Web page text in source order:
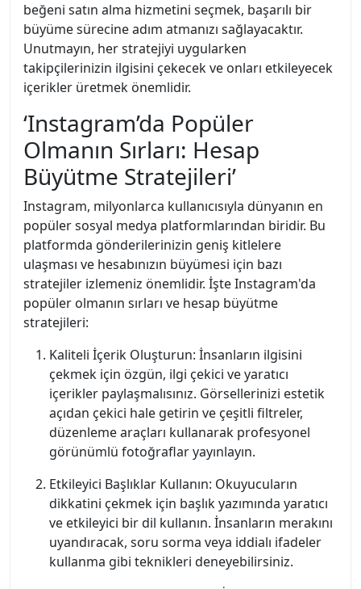
beğeni satın alma hizmetini seçmek, başarılı bir
büyüme sürecine adım atmanızı sağlayacaktır.
Unutmayın, her stratejiyi uygularken
takipçilerinizin ilgisini çekecek ve onları etkileyecek
içerikler üretmek önemlidir.
‘Instagram’da Popüler
Olmanın Sırları: Hesap
Büyütme Stratejileri’
Instagram, milyonlarca kullanıcısıyla dünyanın en
popüler sosyal medya platformlarından biridir. Bu
platformda gönderilerinizin geniş kitlelere
ulaşması ve hesabınızın büyümesi için bazı
stratejiler izlemeniz önemlidir. İşte Instagram'da
popüler olmanın sırları ve hesap büyütme
stratejileri:
Kaliteli İçerik Oluşturun: İnsanların ilgisini
çekmek için özgün, ilgi çekici ve yaratıcı
içerikler paylaşmalısınız. Görsellerinizi estetik
açıdan çekici hale getirin ve çeşitli filtreler,
düzenleme araçları kullanarak profesyonel
görünümlü fotoğraflar yayınlayın.
Etkileyici Başlıklar Kullanın: Okuyucuların
dikkatini çekmek için başlık yazımında yaratıcı
ve etkileyici bir dil kullanın. İnsanların merakını
uyandıracak, soru sorma veya iddialı ifadeler
kullanma gibi teknikleri deneyebilirsiniz.